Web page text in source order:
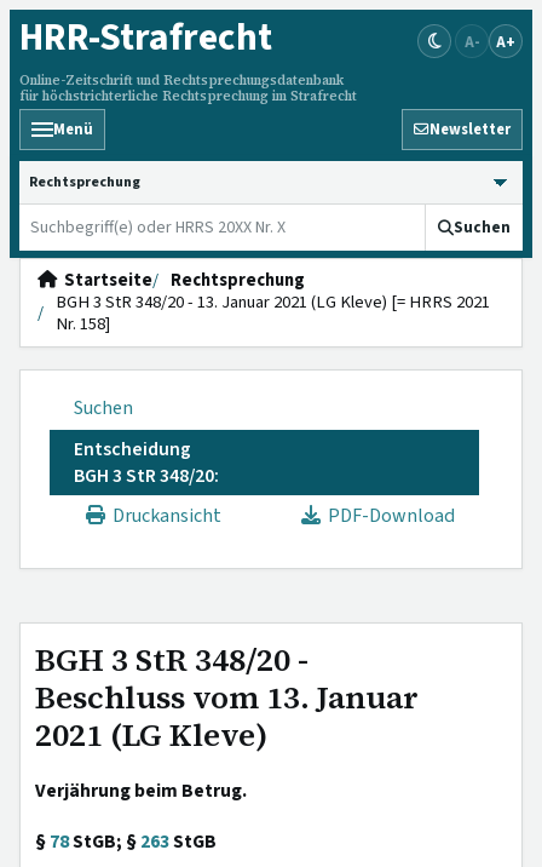
HRR-Strafrecht
Online-Zeitschrift und Rechtsprechungsdatenbank
für höchstrichterliche Rechtsprechung im Strafrecht
A- A+
Menü Newsletter
HRRS durchsuchen
Suchen
Startseite
Rechtsprechung
BGH 3 StR 348/20 - 13. Januar 2021 (LG Kleve) [= HRRS 2021
Nr. 158]
Suchen
Entscheidung
BGH 3 StR 348/20:
Druckansicht
PDF-Download
BGH 3 StR 348/20 -
Beschluss vom 13. Januar
2021 (LG Kleve)
Verjährung beim Betrug.
§78StGB; §263StGB